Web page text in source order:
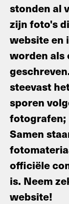
stonden al
zijn foto's
website en
worden als
steevast
sporen
fotografen;
Samen
officiële
is. Neem
website!